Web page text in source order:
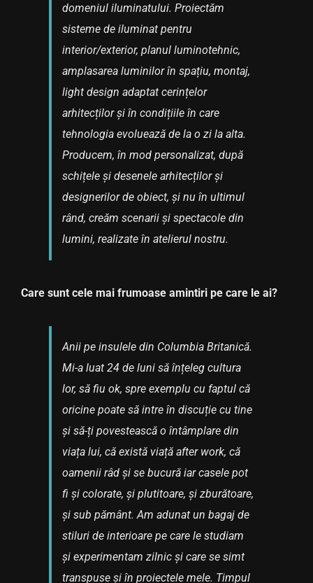
domeniul iluminatului. Proiectăm
sisteme de iluminat pentru
interior/exterior, planul luminotehnic,
amplasarea luminilor în spațiu, montaj,
light design adaptat cerințelor
arhitecților și în condițiile în care
tehnologia evoluează de la o zi la alta.
Producem, în mod personalizat, după
schițele și desenele arhitecților și
designerilor de obiect, și nu în ultimul
rând, creăm scenarii și spectacole din
lumini, realizate în atelierul nostru.
Care sunt cele mai frumoase amintiri pe care le ai?
Anii pe insulele din Columbia Britanică.
Mi-a luat 24 de luni să înțeleg cultura
lor, să fiu ok, spre exemplu cu faptul că
oricine poate să intre în discuție cu tine
și să-ți povestească o întâmplare din
viața lui, că există viață after work, că
oamenii râd și se bucură iar casele pot
fi și colorate, și plutitoare, și zburătoare,
și sub pământ. Am adunat un bagaj de
stiluri de interioare pe care le studiam
și experimentam zilnic și care se simt
transpuse și în proiectele mele. Timpul